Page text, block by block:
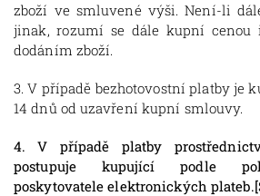
zboží ve smluvené výši. Není-li
jinak, rozumí se dále kupní cenou
dodáním zboží.
3. V případě bezhotovostní platby je
14 dnů od uzavření kupní smlouvy.
4. V případě platby
postupuje kupující podle
poskytovatele elektronických